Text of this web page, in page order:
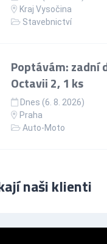
Kraj Vysočina
Stavebnictví
Poptávám: zadní
Octavii 2, 1 ks
Dnes (6. 8. 2026)
Praha
Auto-Moto
naši klienti